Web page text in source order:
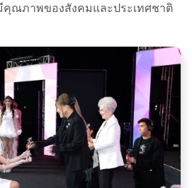
คุณภาพของสังคมและประเทศชาติ